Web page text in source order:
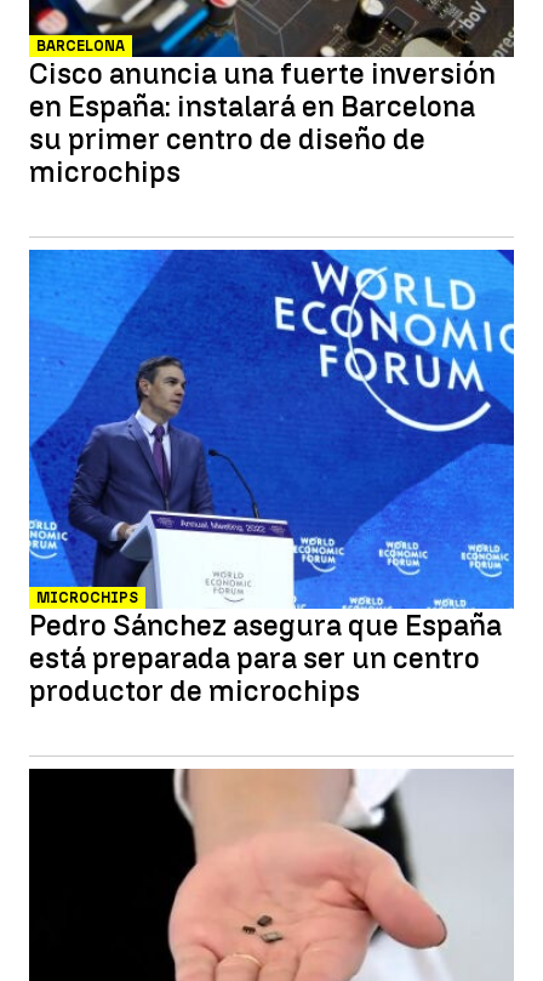
BARCELONA
Cisco anuncia una fuerte inversión
en España: instalará en Barcelona
su primer centro de diseño de
microchips
MICROCHIPS
Pedro Sánchez asegura que España
está preparada para ser un centro
productor de microchips